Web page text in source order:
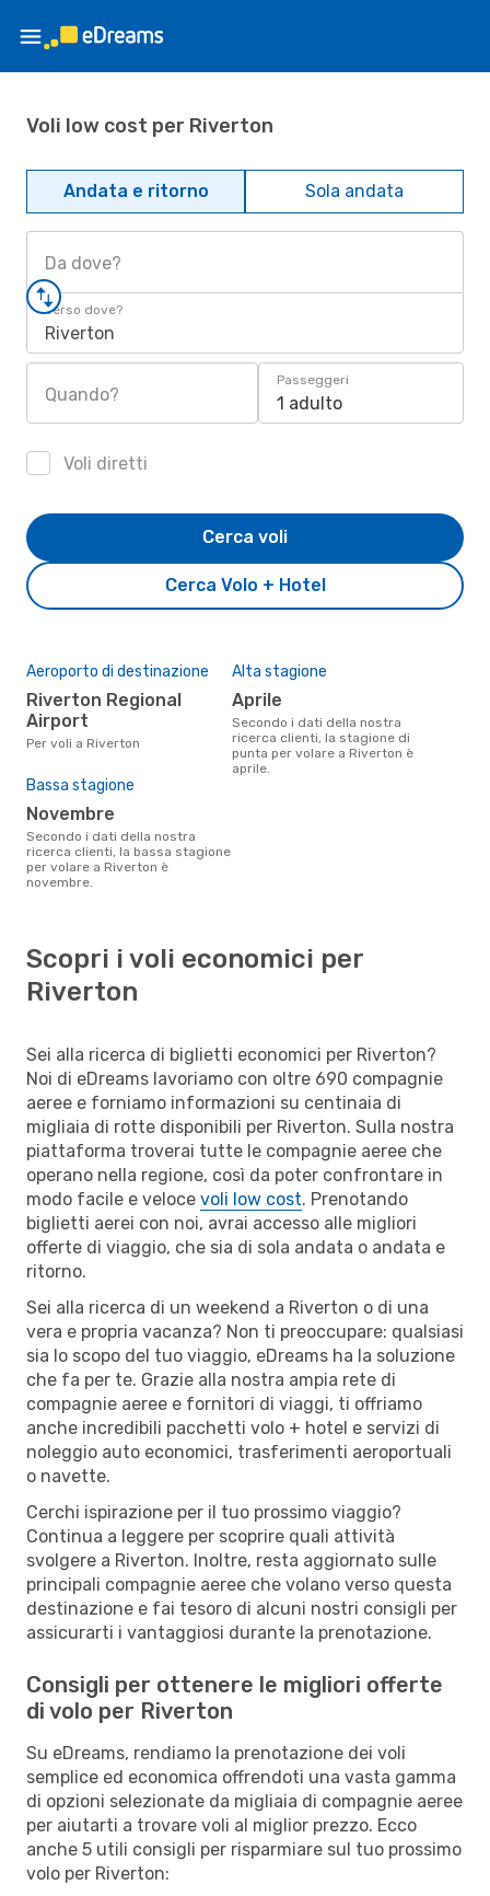
Voli low cost per Riverton
Andata e ritorno Sola andata
Da dove?
Verso dove?
Riverton
Quando?
Passeggeri
1 adulto
Voli diretti
Cerca Volo + Hotel
Cerca voli
Aeroporto di destinazione
Riverton Regional
Airport
Per voli a Riverton
Alta stagione
aprile
Secondo i dati della nostra
ricerca clienti, la stagione di
punta per volare a Riverton è
aprile.
Bassa stagione
novembre
Secondo i dati della nostra
ricerca clienti, la bassa stagione
per volare a Riverton è
novembre.
Scopri i voli economici per
Riverton
Sei alla ricerca di biglietti economici per Riverton?
Noi di eDreams lavoriamo con oltre 690 compagnie
aeree e forniamo informazioni su centinaia di
migliaia di rotte disponibili per Riverton. Sulla nostra
piattaforma troverai tutte le compagnie aeree che
operano nella regione, così da poter confrontare in
modo facile e veloce voli low cost. Prenotando
biglietti aerei con noi, avrai accesso alle migliori
offerte di viaggio, che sia di sola andata o andata e
ritorno.
Sei alla ricerca di un weekend a Riverton o di una
vera e propria vacanza? Non ti preoccupare: qualsiasi
sia lo scopo del tuo viaggio, eDreams ha la soluzione
che fa per te. Grazie alla nostra ampia rete di
compagnie aeree e fornitori di viaggi, ti offriamo
anche incredibili pacchetti volo + hotel e servizi di
noleggio auto economici, trasferimenti aeroportuali
o navette.
Cerchi ispirazione per il tuo prossimo viaggio?
Continua a leggere per scoprire quali attività
svolgere a Riverton. Inoltre, resta aggiornato sulle
principali compagnie aeree che volano verso questa
destinazione e fai tesoro di alcuni nostri consigli per
assicurarti i vantaggiosi durante la prenotazione.
Consigli per ottenere le migliori offerte
di volo per Riverton
Su eDreams, rendiamo la prenotazione dei voli
semplice ed economica offrendoti una vasta gamma
di opzioni selezionate da migliaia di compagnie aeree
per aiutarti a trovare voli al miglior prezzo. Ecco
anche 5 utili consigli per risparmiare sul tuo prossimo
volo per Riverton: